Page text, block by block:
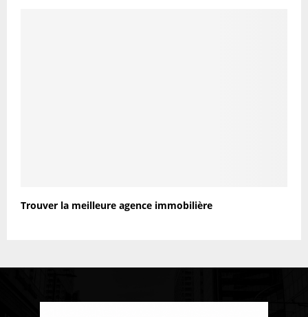
Trouver la meilleure agence immobilière